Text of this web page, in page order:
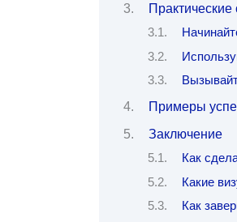
Примеры
Заключение
Как
Какие
Как